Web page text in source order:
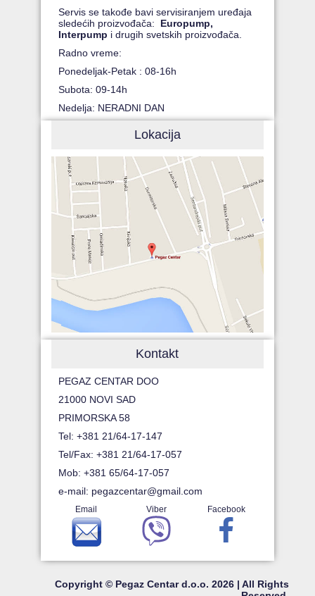
Servis se takođe bavi servisiranjem uređaja
sledećih proizvođača: Europump,
Interpump i drugih svetskih proizvođača.
Radno vreme:
Ponedeljak-Petak : 08-16h
Subota: 09-14h
Nedelja: NERADNI DAN
Lokacija
Kontakt
PEGAZ CENTAR DOO
21000 NOVI SAD
PRIMORSKA 58
Tel: +381 21/64-17-147
Tel/Fax: +381 21/64-17-057
Mob: +381 65/64-17-057
e-mail: pegazcentar@gmail.com
Email Viber Facebook
Copyright © Pegaz Centar d.o.o. 2026 | All Rights